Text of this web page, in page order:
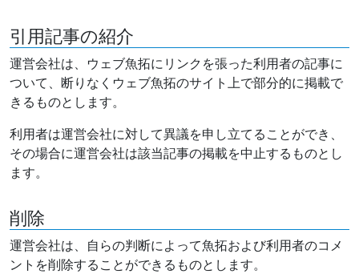
引用記事の紹介
運営会社は、ウェブ魚拓にリンクを張った利用者の記事に
ついて、断りなくウェブ魚拓のサイト上で部分的に掲載で
きるものとします。
利用者は運営会社に対して異議を申し立てることができ、
その場合に運営会社は該当記事の掲載を中止するものとし
ます。
削除
運営会社は、自らの判断によって魚拓および利用者のコメ
ントを削除することができるものとします。